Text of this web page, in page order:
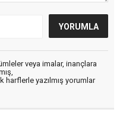
veya imalar, inançlara
harflerle yazılmış yorumlar